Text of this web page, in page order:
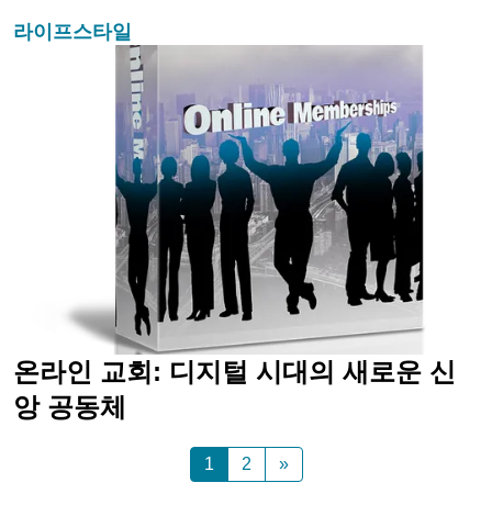
라이프스타일
온라인 교회: 디지털 시대의 새로운 신
앙 공동체
1 2 »